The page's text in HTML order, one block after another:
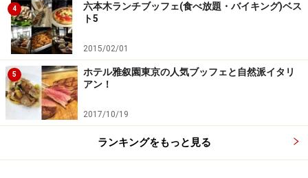
4
六本木ランチブッフェ(食べ放題・バイキング)ベス
ト5
2015/02/01
5
ホテル雅叙園東京の人気ブッフェと自然派イタリ
アン！
2017/10/19
ランキングをもっと見る